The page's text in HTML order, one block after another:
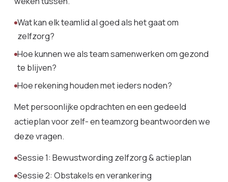
Wat kan elk teamlid al goed als het gaat om
zelfzorg?
Hoe kunnen we als team samenwerken om gezond
te blijven?
Hoe rekening houden met ieders noden?
Met persoonlijke opdrachten en een gedeeld
actieplan voor zelf- en teamzorg beantwoorden we
deze vragen.
Sessie 1: Bewustwording zelfzorg & actieplan
Sessie 2: Obstakels en verankering